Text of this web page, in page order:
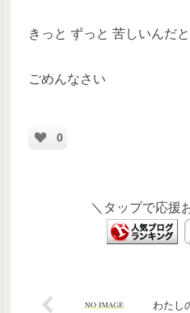
きっと ずっと 苦しいんだ
ごめんなさい
0
＼タップで応援
わたし